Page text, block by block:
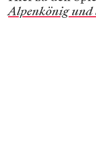
Alpenkönig und